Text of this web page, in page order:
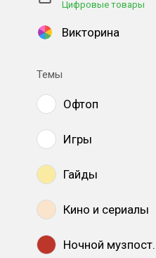
Цифровые товары
Викторина
Темы
Офтоп
Игры
Гайды
Кино и сериалы